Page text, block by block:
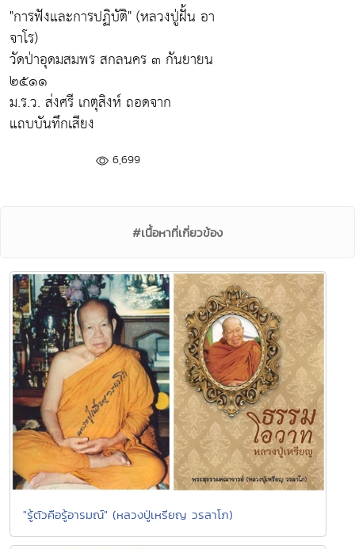
"การฟังและการปฏิบัติ" (หลวงปู่ฝั้น อา
จาโร)
วัดป่าอุดมสมพร สกลนคร ๓ กันยายน
๒๕๑๑
ม.ร.ว. ส่งศรี เกตุสิงห์ ถอดจาก
แถบบันทึกเสียง
6,699
#เนื้อหาที่เกี่ยวข้อง
"รู้ตัวคือรู้อารมณ์" (หลวงปู่เหรียญ วรลาโภ)